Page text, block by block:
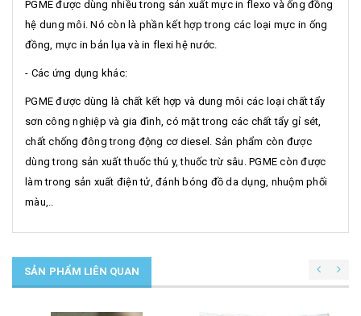
PGME được dùng nhiều trong sản xuất mực in flexo và ống đồng
hệ dung môi. Nó còn là phần kết hợp trong các loại mực in ống
đồng, mực in bản lụa và in flexi hệ nước.
- Các ứng dụng khác:
PGME được dùng là chất kết hợp và dung môi các loại chất tẩy
sơn công nghiệp và gia đình, có mặt trong các chất tẩy gỉ sét,
chất chống đông trong động cơ diesel. Sản phẩm còn được
dùng trong sản xuất thuốc thú y, thuốc trừ sâu. PGME còn được
làm trong sản xuất điện tử, đánh bóng đồ da dụng, nhuộm phối
màu,..
SẢN PHẨM LIÊN QUAN